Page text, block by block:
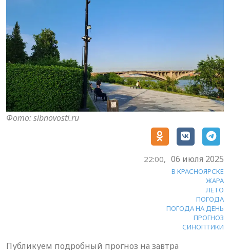
Фото: sibnovosti.ru
22:00, 06 июля 2025
В КРАСНОЯРСКЕ
ЖАРА
ЛЕТО
ПОГОДА
ПОГОДА НА ДЕНЬ
ПРОГНОЗ
СИНОПТИКИ
Публикуем подробный прогноз на завтра